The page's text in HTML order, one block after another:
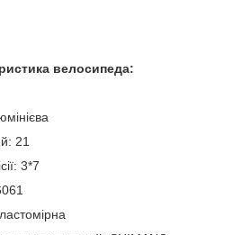
велосипеда:
21
3*7